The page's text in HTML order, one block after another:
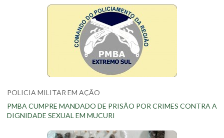
POLICIA MILITAR EM AÇÃO
PMBA CUMPRE MANDADO DE PRISÃO POR CRIMES CONTRA A
DIGNIDADE SEXUAL EM MUCURI